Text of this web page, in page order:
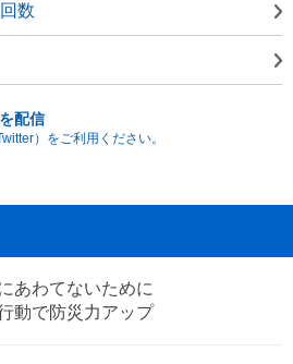
数
配信
）をご利用ください。
あわてないために
動で防災力アップ